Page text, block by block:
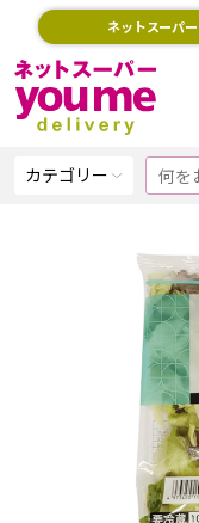
ネットスーパー
カテゴリー